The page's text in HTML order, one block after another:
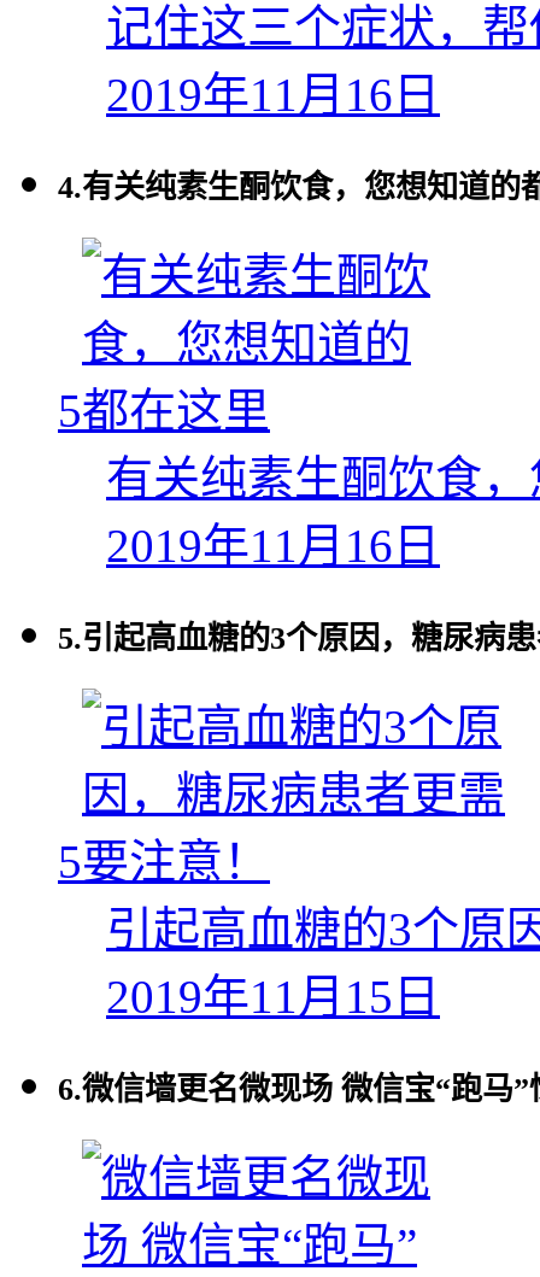
记住这三个症状，
2019年11月16日
4.有关纯素生酮饮食，您想知道的
5
有关纯素生酮饮食
2019年11月16日
5.引起高血糖的3个原因，糖尿病
5
引起高血糖的3个原
2019年11月15日
6.微信墙更名微现场 微信宝“跑马”